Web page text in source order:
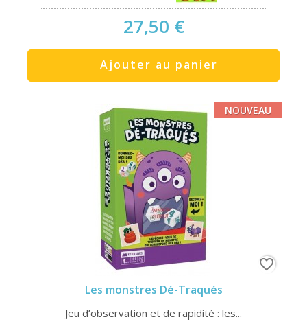
27,50 €
Ajouter au panier
Les monstres Dé-Traqués
Jeu d’observation et de rapidité : les...
NOUVEAU
favorite_border